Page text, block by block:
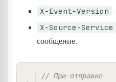
X-Event-Version
X-Source-Service
сообщение.
// При отправке